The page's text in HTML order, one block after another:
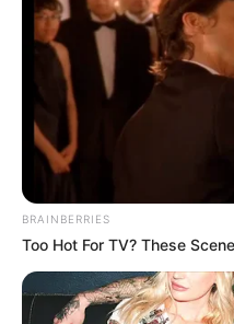
BRAINBERRIES
Too Hot For TV? These